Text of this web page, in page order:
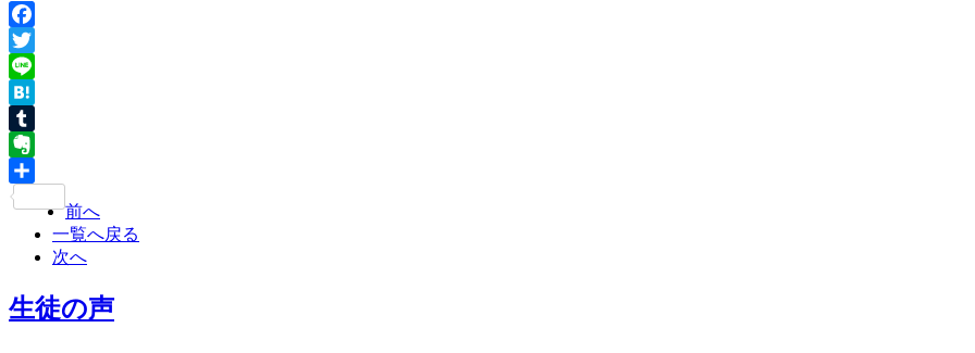
Facebook
Twitter
Line
Hatena
Tumblr
Evernote
有
前へ
一覧へ戻る
次へ
生徒の声